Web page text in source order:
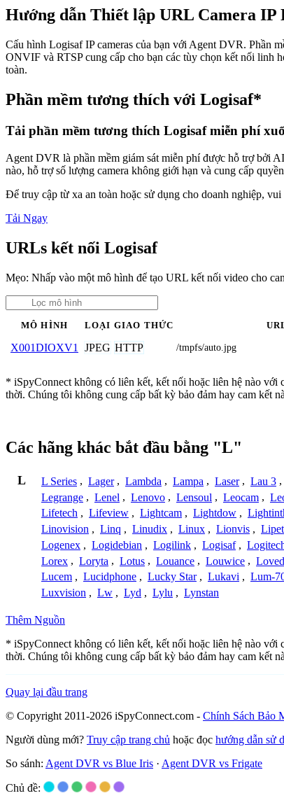
Hướng dẫn Thiết lập URL Camera IP
Cấu hình Logisaf IP cameras của bạn với Agent DVR. Phần
ONVIF và RTSP cung cấp cho bạn các tùy chọn kết nối linh
toàn.
Phần mềm tương thích với Logisaf*
Tải phần mềm tương thích Logisaf miễn phí
Agent DVR là phần mềm giám sát miễn phí được hỗ trợ bởi
nào, hỗ trợ số lượng camera không giới hạn và cung cấp
Để truy cập từ xa an toàn hoặc sử dụng cho doanh nghiệp,
Tải Ngay
URLs kết nối Logisaf
Mẹo: Nhấp vào một mô hình để tạo URL kết nối video cho
MÔ HÌNH LOẠI GIAO THỨC
X001DIOXV1 JPEG HTTP /tmpfs/auto.jpg
* iSpyConnect không có liên kết, kết nối hoặc liên hệ nào với
thời. Chúng tôi không cung cấp bất kỳ bảo đảm hay cam kết
Các hãng khác bắt đầu bằng "L"
L L Series , Lager , Lambda , Lampa , Laser , Lau 3 ,
Legrange , Lenel , Lenovo , Lensoul , Leocam ,
Lifetech , Lifeview , Lightcam , Lightdow ,
Linovision , Linq , Linudix , Linux , Lionvis ,
Logenex , Logidebian , Logilink , Logisaf ,
Lorex , Loryta , Lotus , Louance , Louwice ,
Lucem , Lucidphone , Lucky Star , Lukavi , Lum-
Luxvision , Lw , Lyd , Lylu , Lynstan
Thêm Nguồn
* iSpyConnect không có liên kết, kết nối hoặc liên hệ nào với
thời. Chúng tôi không cung cấp bất kỳ bảo đảm hay cam kết
Quay lại đầu trang
© Copyright 2011-2026 iSpyConnect.com - Chính Sách Bảo
Người dùng mới? Truy cập trang chủ hoặc đọc hướng dẫn sử
So sánh: Agent DVR vs Blue Iris · Agent DVR vs Frigate
Chủ đề: